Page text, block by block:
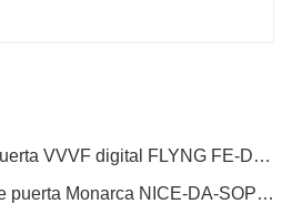
anterior : Operador de puerta VVVF digital FLYNG FE-D3000-A-G1
próximo : Controlador de puerta Monarca NICE-DA-SOP4-OL2